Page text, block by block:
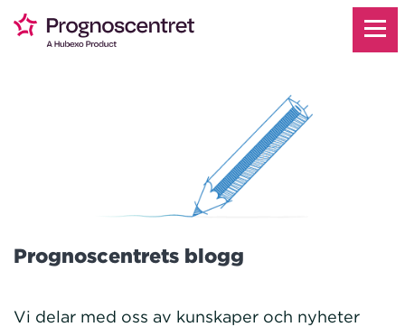
Prognoscentrets blogg
Vi delar med oss av kunskaper och nyheter